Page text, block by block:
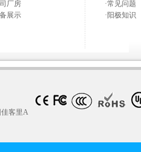
厂房
展示
·常见问题
·阳极知识
佳客里A